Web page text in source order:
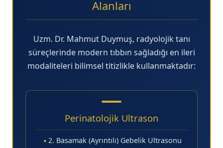
Alanları
Uzm. Dr. Mahmut Duymuş, radyolojik tanı
süreçlerinde modern tıbbın sağladığı en ileri
modaliteleri bilimsel titizlikle kullanmaktadır:
Perinatolojik Ultrason
▪ 2. Basamak (Ayrıntılı) Gebelik Ultrasonu